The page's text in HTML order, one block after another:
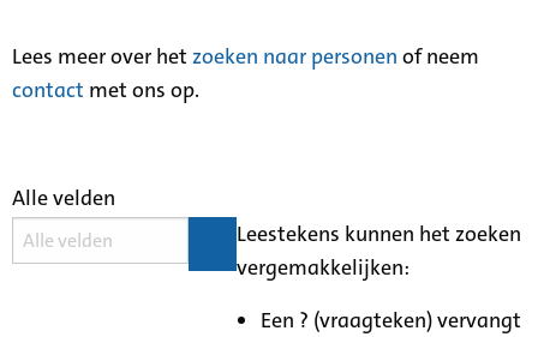
Lees meer over het zoeken naar personen of neem
contact met ons op.
Alle velden
Leestekens kunnen het zoeken
vergemakkelijken:
Een ? (vraagteken) vervangt